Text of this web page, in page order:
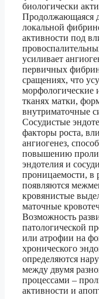
биологически
Продолжающаяся
локальной
активности под
усиливает
первичных
сращениях, что
морфологические
тканях матки,
внутриматочные
Сосудистые
факторы роста,
ангиогенез,
повышению
эндотелия и
проницаемости, в
появляются
кровянистые
маточные
Возможность
патологической
или атрофии на
хронического
определяются
между двумя
процессами –
активности и